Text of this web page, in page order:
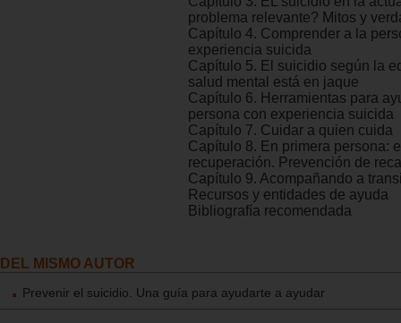
problema relevante? Mitos y
Capítulo 4. Comprender a la
experiencia suicida
Capítulo 5. El suicidio según la
salud mental está en jaque
Capítulo 6. Herramientas para
persona con experiencia suicida
Capítulo 7. Cuidar a quien cuida
Capítulo 8. En primera persona:
recuperación. Prevención de
Capítulo 9. Acompañando a
Recursos y entidades de ayuda
Bibliografía recomendada
DEL MISMO AUTOR
Prevenir el suicidio. Una guía para ayudarte a ayudar